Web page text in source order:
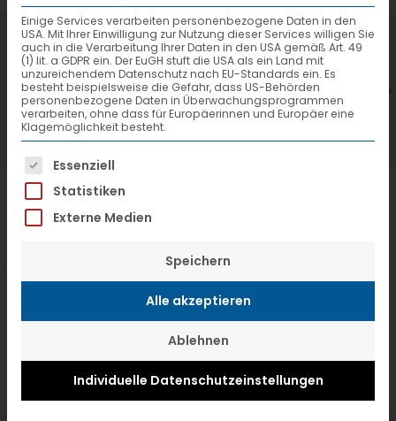
7. Juli 2026
VTL hat neuen Aufsichtsrat gewählt
Einige Services verarbeiten personenbezogene Daten in den
USA. Mit Ihrer Einwilligung zur Nutzung dieser Services willigen Sie
auch in die Verarbeitung Ihrer Daten in den USA gemäß Art. 49
(1) lit. a GDPR ein. Der EuGH stuft die USA als ein Land mit
unzureichendem Datenschutz nach EU-Standards ein. Es
besteht beispielsweise die Gefahr, dass US-Behörden
personenbezogene Daten in Überwachungsprogrammen
verarbeiten, ohne dass für Europäerinnen und Europäer eine
Klagemöglichkeit besteht.
Es folgt eine Liste der Service-Gruppen,
Essenziell
Statistiken
Externe Medien
Speichern
Alle akzeptieren
Ablehnen
Individuelle Datenschutzeinstellungen